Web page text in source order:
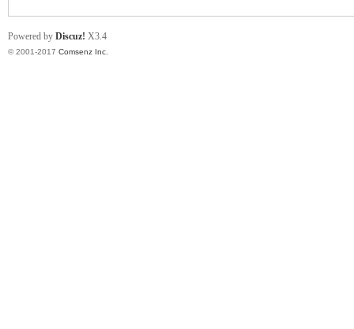
Powered by Discuz! X3.4
© 2001-2017 Comsenz Inc.